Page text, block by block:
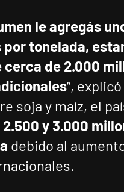
le agregás
por tonelada,
cerca de 2.000
”,
soja y maíz, el
2.500 y 3.000
debido al